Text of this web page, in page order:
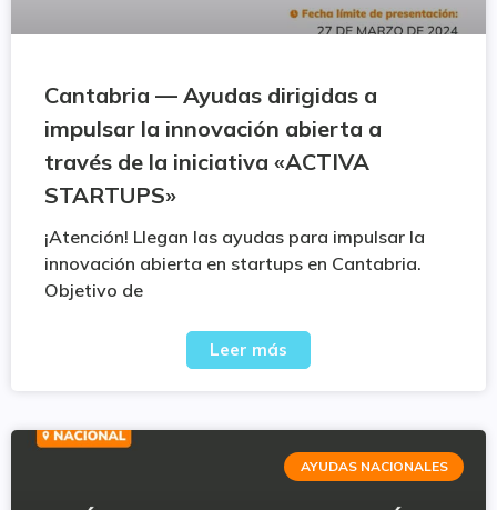
Cantabria — Ayudas dirigidas a
impulsar la innovación abierta a
través de la iniciativa «ACTIVA
STARTUPS»
¡Atención! Llegan las ayudas para impulsar la
innovación abierta en startups en Cantabria.
Objetivo de
Leer más
AYUDAS NACIONALES